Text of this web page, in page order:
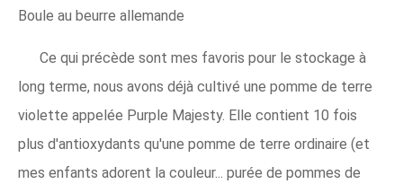
Boule au beurre allemande
Ce qui précède sont mes favoris pour le stockage à
long terme, nous avons déjà cultivé une pomme de terre
violette appelée Purple Majesty. Elle contient 10 fois
plus d'antioxydants qu'une pomme de terre ordinaire (et
mes enfants adorent la couleur... purée de pommes de